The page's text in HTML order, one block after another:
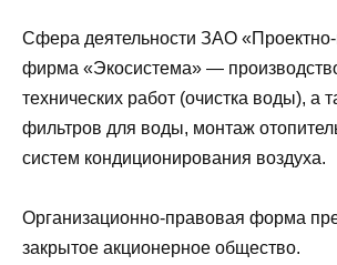
Сфера деятельности ЗАО «Проектно-
фирма «Экосистема» —
технических работ (очистка воды), а
фильтров для воды, монтаж
систем кондиционирования воздуха.
Организационно-правовая форма
закрытое акционерное общество.